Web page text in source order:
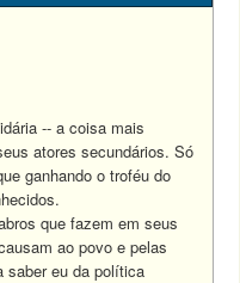
-- a coisa mais
atores secundários. Só
ganhando o troféu do
que fazem em seus
ao povo e pelas
saber eu da política